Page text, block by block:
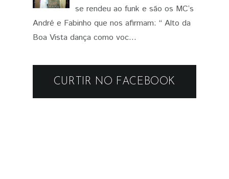
se rendeu ao funk e são os MC’s
André e Fabinho que nos afirmam: “ Alto da
Boa Vista dança como voc...
CURTIR NO FACEBOOK